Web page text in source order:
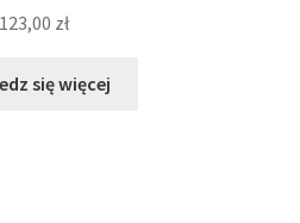
123,00 zł
się więcej